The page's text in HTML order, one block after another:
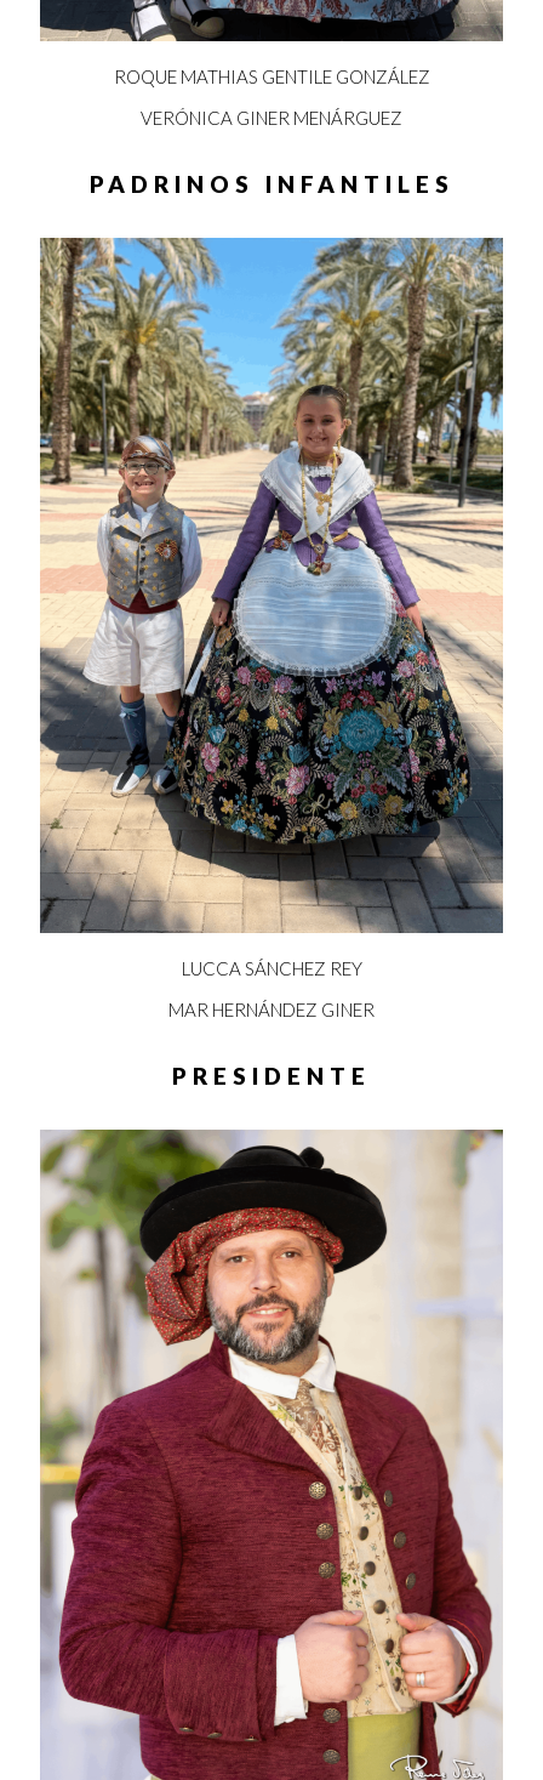
ROQUE MATHIAS GENTILE GONZÁLEZ
VERÓNICA GINER MENÁRGUEZ
PADRINOS INFANTILES
LUCCA SÁNCHEZ REY
MAR HERNÁNDEZ GINER
PRESIDENTE